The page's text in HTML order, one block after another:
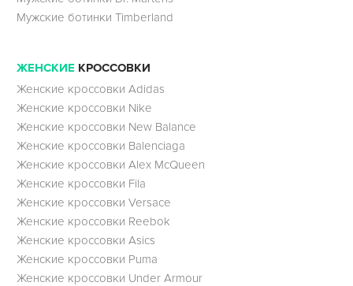
Мужские ботинки Timberland
ЖЕНСКИЕ КРОССОВКИ
Женские кроссовки Adidas
Женские кроссовки Nike
Женские кроссовки New Balance
Женские кроссовки Balenciaga
Женские кроссовки Alex McQueen
Женские кроссовки Fila
Женские кроссовки Versace
Женские кроссовки Reebok
Женские кроссовки Asics
Женские кроссовки Puma
Женские кроссовки Under Armour